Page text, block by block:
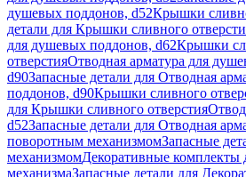
душевых поддонов, d52Крышки
детали для Крышки сливного
для душевых поддонов, d62Крышки
отверстияОтводная арматура для
d90Запасные детали для Отводная
поддонов, d90Крышки сливного
для Крышки сливного отверстия
d52Запасные детали для Отводная
поворотным механизмомЗапасные
механизмомДекоративные комплекты
механизмаЗапасные детали для